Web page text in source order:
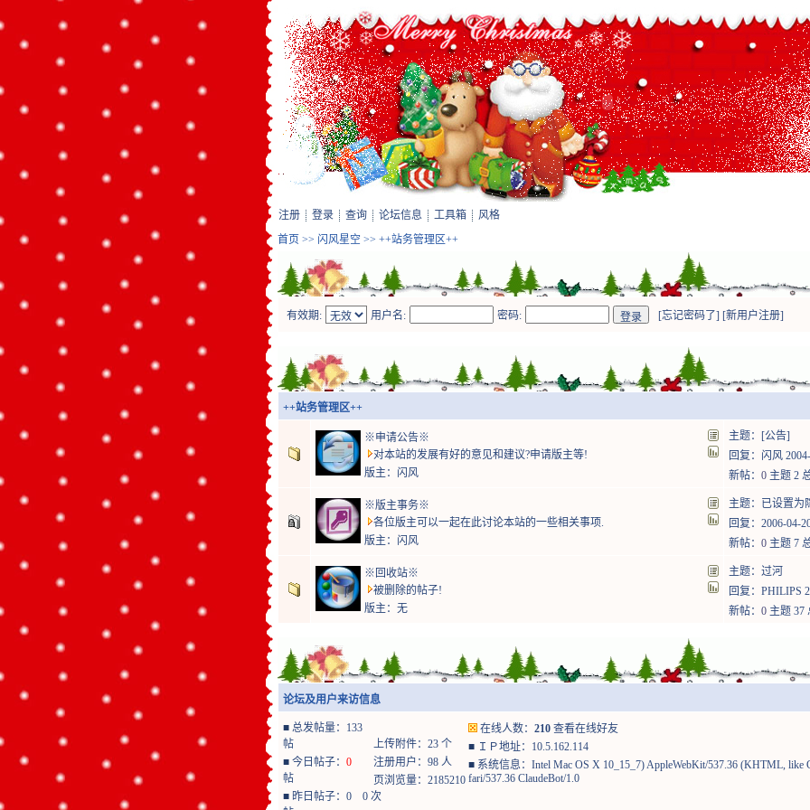
注册 登录 查询 论坛信息 工具箱
风格
首页 >> 闪风星空 >> ++站务管理区++
有效期: 用户名: 密码: [忘记密码了] [新用户注册]
++站务管理区++
※申请公告※
对本站的发展有好的意见和建议?申请版主等!
版主： 闪风
主题： [公告]
回复： 闪风
新帖： 0 主题 2
※版主事务※
各位版主可以一起在此讨论本站的一些相关事项.
版主： 闪风
主题：已设置为
回复：2006-04-
新帖： 0 主题 7
※回收站※
被删除的帖子!
版主：无
主题： 过河
回复： PHILIPS
新帖： 0 主题 37
论坛及用户来访信息
■ 总发帖量：133
帖
■ 今日帖子： 0
帖
■ 昨日帖子：0
上传附件：23 个
注册用户：98 人
页浏览量：2185210
0 次
在线人数： 210 查看在线好友
■ ＩＰ地址：10.5.162.114
■ 系统信息：Intel Mac OS X 10_15_7) AppleWebKit/537.36 (KHTML, like
fari/537.36 ClaudeBot/1.0